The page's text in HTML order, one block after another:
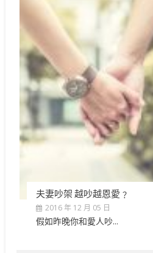
夫妻吵架 越吵越恩愛﹖
2016 年 12 月 05 日
假如昨晚你和愛人吵...